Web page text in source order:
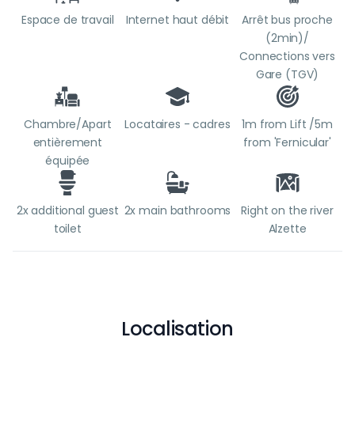
Espace de travail Internet haut débit
Arrêt bus proche
(2min)/
Connections vers
Gare (TGV)
Chambre/Apart
entièrement
équipée
Locataires - cadres
1m from Lift /5m
from 'Fernicular'
2x additional guest
toilet
2x main bathrooms
Right on the river
Alzette
Localisation